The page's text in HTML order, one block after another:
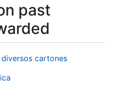
past
diversos cartones